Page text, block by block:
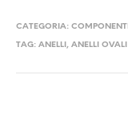
CATEGORIA: COMPONENTI
TAG: ANELLI , ANELLI OVALI